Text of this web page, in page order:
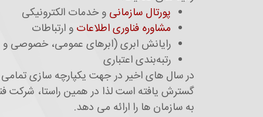
پورتال سازمانی و خدمات الکترونيکی
مشاوره فناوری اطلاعات و ارتباطات
رايانش ابری (ابرهای عمومی، خصوصی و
رتبه‌بندی اعتباری
در سال های اخیر در جهت یکپارچه سازی
گسترش یافته است لذا در همین راستا، شرکت
به سازمان ها را ارائه می دهد.